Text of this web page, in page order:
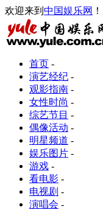
欢迎来到 中国娱乐网 ！
首页 -
演艺经纪 -
观影指南 -
女性时尚 -
综艺节目 -
偶像活动 -
明星频道 -
娱乐图片 -
游戏 -
看电影 -
电视剧 -
演唱会 -